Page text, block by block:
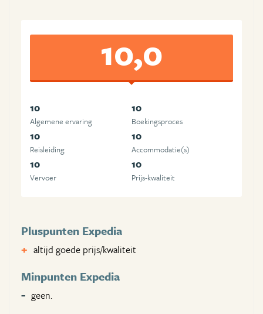
10,0
10
Algemene ervaring
10
Boekingsproces
10
Reisleiding
10
Accommodatie(s)
10
Vervoer
10
Prijs-kwaliteit
Pluspunten Expedia
altijd goede prijs/kwaliteit
Minpunten Expedia
geen.